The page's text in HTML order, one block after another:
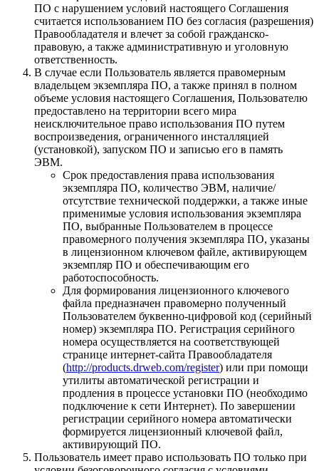
ПО с нарушением условий настоящего Соглашения
считается использованием ПО без согласия (разрешения)
Правообладателя и влечет за собой гражданско-
правовую, а также административную и уголовную
ответственность.
В случае если Пользователь является правомерным
владельцем экземпляра ПО, а также принял в полном
объеме условия настоящего Соглашения, Пользователю
предоставлено на территории всего мира
неисключительное право использования ПО путем
воспроизведения, ограниченного инсталляцией
(установкой), запуском ПО и записью его в память
ЭВМ.
Cрок предоставления права использования
экземпляра ПО, количество ЭВМ, наличие/
отсутствие технической поддержки, а также иные
применимые условия использования экземпляра
ПО, выбранные Пользователем в процессе
правомерного получения экземпляра ПО, указаны
в лицензионном ключевом файле, активирующем
экземпляр ПО и обеспечивающим его
работоспособность.
Для формирования лицензионного ключевого
файла предназначен правомерно полученный
Пользователем буквенно-цифровой код (серийный
номер) экземпляра ПО. Регистрация серийного
номера осуществляется на соответствующей
странице интернет-сайта Правообладателя
(http://products.drweb.com/register) или при помощи
утилиты автоматической регистрации и
продления в процессе установки ПО (необходимо
подключение к сети Интернет). По завершении
регистрации серийного номера автоматически
формируется лицензионный ключевой файл,
активирующий ПО.
Пользователь имеет право использовать ПО только при